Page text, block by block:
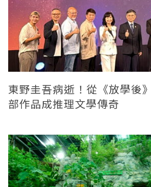
東野圭吾病逝！從《放學後
部作品成推理文學傳奇